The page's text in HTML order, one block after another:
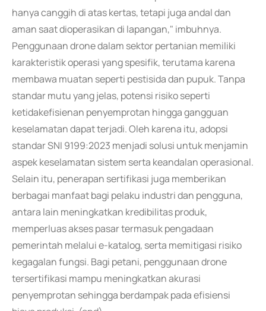
hanya canggih di atas kertas, tetapi juga andal dan
aman saat dioperasikan di lapangan," imbuhnya.
Penggunaan drone dalam sektor pertanian memiliki
karakteristik operasi yang spesifik, terutama karena
membawa muatan seperti pestisida dan pupuk. Tanpa
standar mutu yang jelas, potensi risiko seperti
ketidakefisienan penyemprotan hingga gangguan
keselamatan dapat terjadi. Oleh karena itu, adopsi
standar SNI 9199:2023 menjadi solusi untuk menjamin
aspek keselamatan sistem serta keandalan operasional.
Selain itu, penerapan sertifikasi juga memberikan
berbagai manfaat bagi pelaku industri dan pengguna,
antara lain meningkatkan kredibilitas produk,
memperluas akses pasar termasuk pengadaan
pemerintah melalui e-katalog, serta memitigasi risiko
kegagalan fungsi. Bagi petani, penggunaan drone
tersertifikasi mampu meningkatkan akurasi
penyemprotan sehingga berdampak pada efisiensi